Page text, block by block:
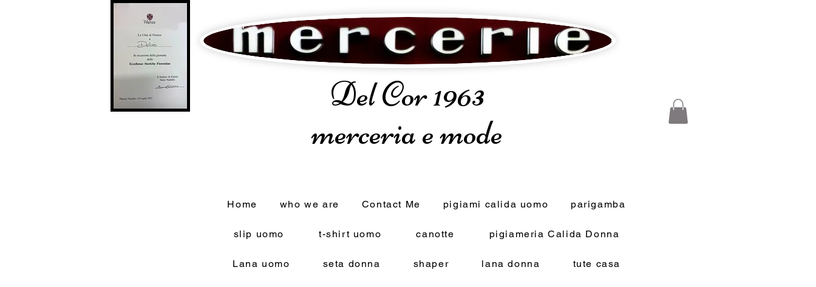
Del Cor 1963
merceria e mode
Home who we are Contact Me pigiami calida uomo parigamba
slip uomo t-shirt uomo canotte pigiameria Calida Donna
Lana uomo seta donna shaper lana donna tute casa